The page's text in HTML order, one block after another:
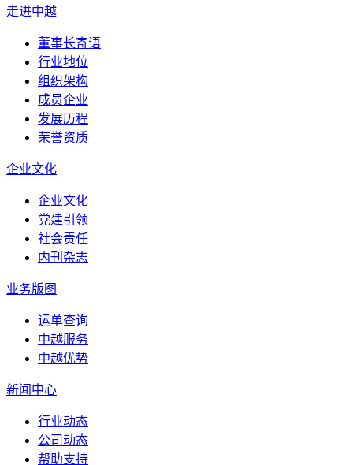
走进中越
董事长寄语
行业地位
组织架构
成员企业
发展历程
荣誉资质
企业文化
企业文化
党建引领
社会责任
内刊杂志
业务版图
运单查询
中越服务
中越优势
新闻中心
行业动态
公司动态
帮助支持